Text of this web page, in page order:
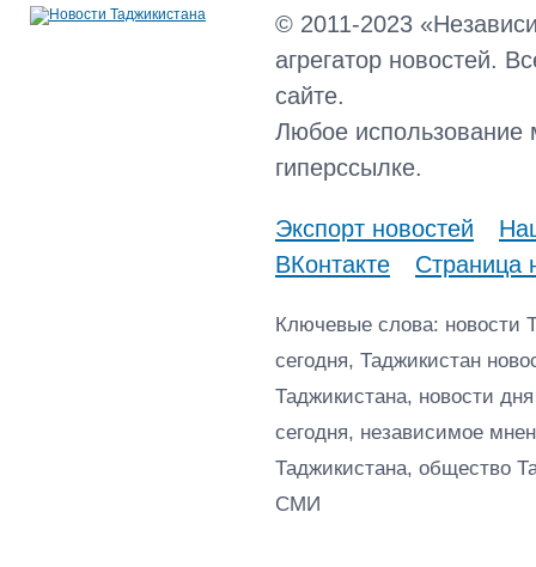
© 2011-2023
агрегатор новостей.
сайте.
Любое использование
гиперссылке.
Экспорт новостей
ВКонтакте
Страница
Ключевые слова: новости
сегодня, Таджикистан
Таджикистана, новости
сегодня, независимое
Таджикистана, общество
СМИ